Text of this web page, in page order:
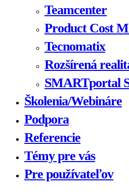
Teamcenter
Product Cost
Tecnomatix
Rozšírená
SMARTportal
Školenia/Webináre
Podpora
Referencie
Témy pre vás
Pre používateľov